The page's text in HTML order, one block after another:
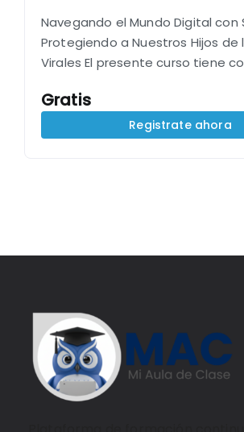
Navegando el Mundo Digital con
Protegiendo a Nuestros Hijos de
Virales El presente curso tiene
herramientas y conocimientos
para comprender y prevenir la…
Gratis
Registrate ahora